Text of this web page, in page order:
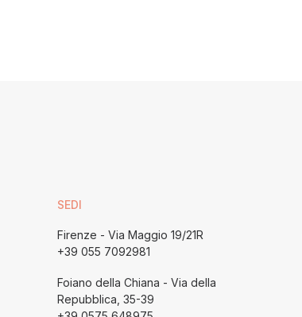
SEDI
Firenze - Via Maggio 19/21R
+39 055 7092981
Foiano della Chiana - Via della
Repubblica, 35-39